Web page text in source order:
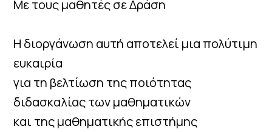
Με τους μαθητές σε Δράση
Η διοργάνωση αυτή αποτελεί μια πολύτιμη
ευκαιρία
για τη βελτίωση της ποιότητας
διδασκαλίας των μαθηματικών
και της μαθηματικής επιστήμης